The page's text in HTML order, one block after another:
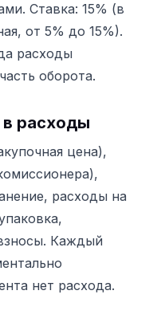
Ставка: 15% (в
от 5% до 15%).
расходы
оборота.
расходы
цена),
расходы на
Каждый
нет расхода.